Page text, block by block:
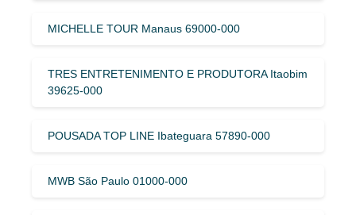
MICHELLE TOUR Manaus 69000-000
TRES ENTRETENIMENTO E PRODUTORA Itaobim
39625-000
POUSADA TOP LINE Ibateguara 57890-000
MWB São Paulo 01000-000